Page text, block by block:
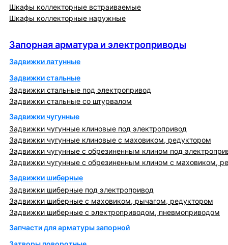
Шкафы коллекторные встраиваемые
Шкафы коллекторные наружные
Запорная арматура и электроприводы
Задвижки латунные
Задвижки стальные
Задвижки стальные под электропривод
Задвижки стальные со штурвалом
Задвижки чугунные
Задвижки чугунные клиновые под электропривод
Задвижки чугунные клиновые с маховиком, редуктором
Задвижки чугунные с обрезиненным клином под
Задвижки чугунные с обрезиненным клином с маховиком,
Задвижки шиберные
Задвижки шиберные под электропривод
Задвижки шиберные с маховиком, рычагом, редуктором
Задвижки шиберные с электроприводом, пневмоприводом
Запчасти для арматуры запорной